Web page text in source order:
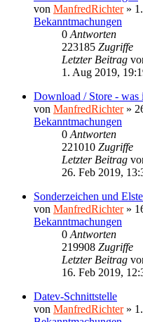
von ManfredRichter»
Bekanntmachungen
0 Antworten
223185 Zugriffe
Letzter Beitrag
1. Aug 2019,
Download / Store - was
von ManfredRichter»
Bekanntmachungen
0 Antworten
221010 Zugriffe
Letzter Beitrag
26. Feb 2019,
Sonderzeichen und
von ManfredRichter»
Bekanntmachungen
0 Antworten
219908 Zugriffe
Letzter Beitrag
16. Feb 2019,
Datev-Schnittstelle
von ManfredRichter»